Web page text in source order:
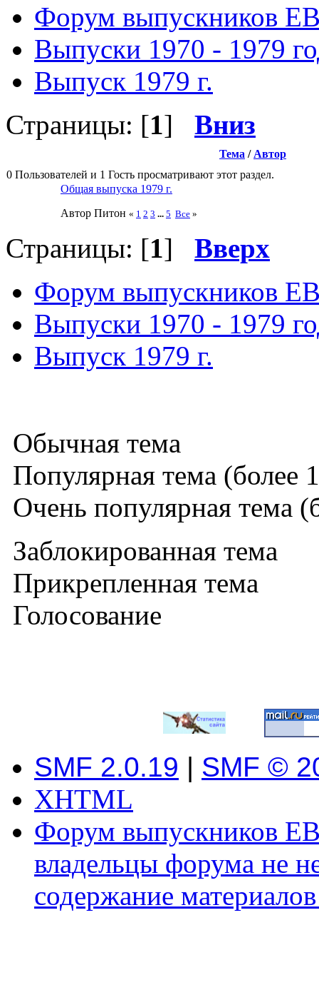
Форум выпускников
Выпуски 1970 - 1979
Выпуск 1979 г.
Страницы: [1] Вниз
Тема / Автор
0 Пользователей и 1 Гость просматривают этот раздел.
Общая выпуска 1979 г.
Автор Питон « 1 2 3 ... 5 Все »
Страницы: [1] Вверх
Форум выпускников
Выпуски 1970 - 1979
Выпуск 1979 г.
Обычная тема
Популярная тема (более
Очень популярная тема
Заблокированная тема
Прикрепленная тема
Голосование
SMF 2.0.19 | SMF ©
XHTML
Форум выпускников
владельцы форума не
содержание